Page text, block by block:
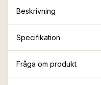
Beskrivning
Specifikation
Fråga om produkt